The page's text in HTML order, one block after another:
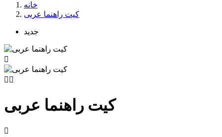
خانه
کیت راهنما عربی
جدید

 
کیت راهنما عربی
